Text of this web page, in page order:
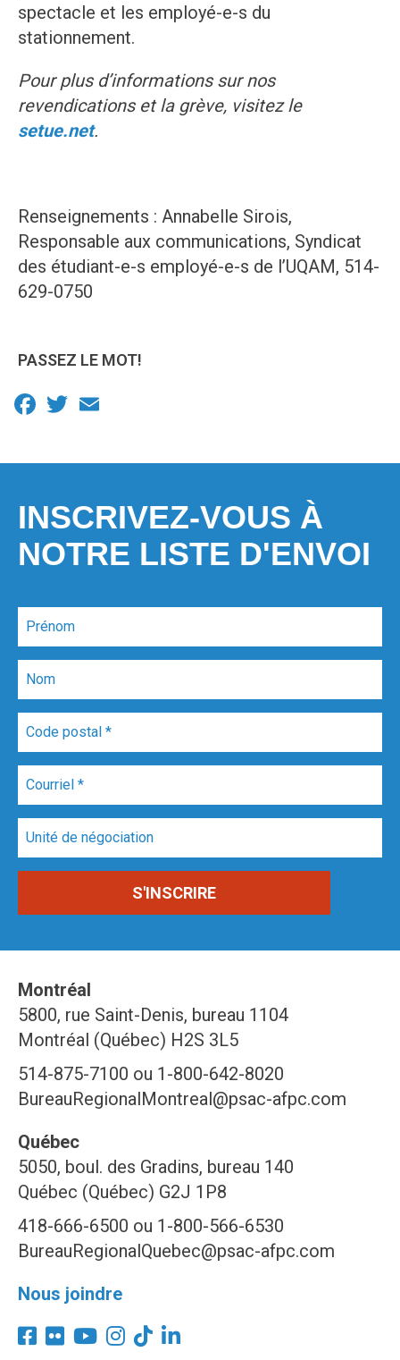
spectacle et les employé-e-s du
stationnement.
Pour plus d’informations sur nos
revendications et la grève, visitez le
setue.net.
Renseignements : Annabelle Sirois,
Responsable aux communications, Syndicat
des étudiant-e-s employé-e-s de l’UQAM, 514-
629-0750
PASSEZ LE MOT!
Facebook
Twitter
INSCRIVEZ-VOUS À
NOTRE LISTE D'ENVOI
Montréal
5800, rue Saint-Denis, bureau 1104
Montréal (Québec) H2S 3L5
514-875-7100 ou 1-800-642-8020
BureauRegionalMontreal@psac-afpc.com
Québec
5050, boul. des Gradins, bureau 140
Québec (Québec) G2J 1P8
418-666-6500 ou 1-800-566-6530
BureauRegionalQuebec@psac-afpc.com
Nous joindre